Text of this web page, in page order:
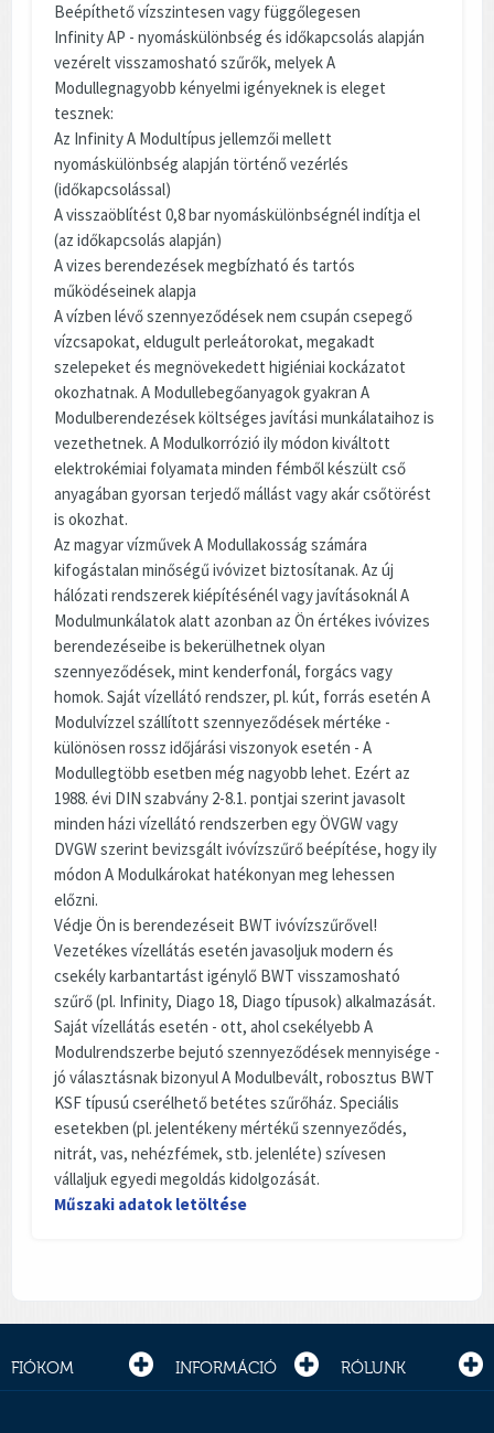
Beépíthető vízszintesen vagy függőlegesen
Infinity AP - nyomáskülönbség és időkapcsolás alapján
vezérelt visszamosható szűrők, melyek A
Modullegnagyobb kényelmi igényeknek is eleget
tesznek:
Az Infinity A Modultípus jellemzői mellett
nyomáskülönbség alapján történő vezérlés
(időkapcsolással)
A visszaöblítést 0,8 bar nyomáskülönbségnél indítja el
(az időkapcsolás alapján)
A vizes berendezések megbízható és tartós
működéseinek alapja
A vízben lévő szennyeződések nem csupán csepegő
vízcsapokat, eldugult perleátorokat, megakadt
szelepeket és megnövekedett higiéniai kockázatot
okozhatnak. A Modullebegőanyagok gyakran A
Modulberendezések költséges javítási munkálataihoz is
vezethetnek. A Modulkorrózió ily módon kiváltott
elektrokémiai folyamata minden fémből készült cső
anyagában gyorsan terjedő mállást vagy akár csőtörést
is okozhat.
Az magyar vízművek A Modullakosság számára
kifogástalan minőségű ivóvizet biztosítanak. Az új
hálózati rendszerek kiépítésénél vagy javításoknál A
Modulmunkálatok alatt azonban az Ön értékes ivóvizes
berendezéseibe is bekerülhetnek olyan
szennyeződések, mint kenderfonál, forgács vagy
homok. Saját vízellátó rendszer, pl. kút, forrás esetén A
Modulvízzel szállított szennyeződések mértéke -
különösen rossz időjárási viszonyok esetén - A
Modullegtöbb esetben még nagyobb lehet. Ezért az
1988. évi DIN szabvány 2-8.1. pontjai szerint javasolt
minden házi vízellátó rendszerben egy ÖVGW vagy
DVGW szerint bevizsgált ivóvízszűrő beépítése, hogy ily
módon A Modulkárokat hatékonyan meg lehessen
előzni.
Védje Ön is berendezéseit BWT ivóvízszűrővel!
Vezetékes vízellátás esetén javasoljuk modern és
csekély karbantartást igénylő BWT visszamosható
szűrő (pl. Infinity, Diago 18, Diago típusok) alkalmazását.
Saját vízellátás esetén - ott, ahol csekélyebb A
Modulrendszerbe bejutó szennyeződések mennyisége -
jó választásnak bizonyul A Modulbevált, robosztus BWT
KSF típusú cserélhető betétes szűrőház. Speciális
esetekben (pl. jelentékeny mértékű szennyeződés,
nitrát, vas, nehézfémek, stb. jelenléte) szívesen
vállaljuk egyedi megoldás kidolgozását.
Műszaki adatok letöltése
FIÓKOM INFORMÁCIÓ RÓLUNK